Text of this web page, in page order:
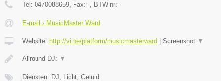
Tel: 0470088659 , Fax: - , BTW-nr: -
E-mail › MusicMaster Ward
Website: http://vi.be/platform/musicmasterward Screenshot ▼
Allround DJ: ▼
Diensten: DJ, Licht, Geluid